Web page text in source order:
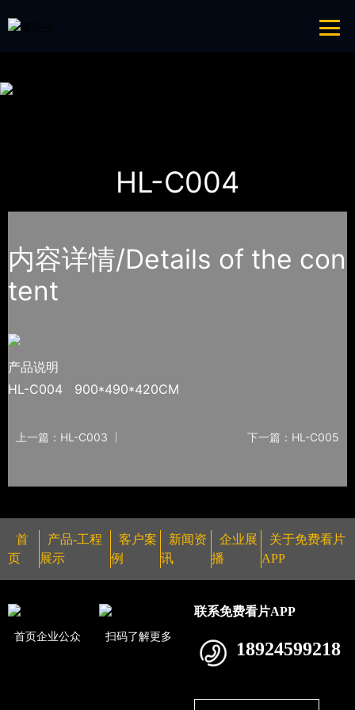
网站地图
HL-C004
内容详情/Details of the con
tent
产品说明
HL-C004 900*490*420CM
上一篇：HL-C003 下一篇：HL-C005
首
页
产品-工程
展示
客户案
例
新闻资
讯
企业展
播
关于免费看片
APP
首页企业公众 扫码了解更多
联系免费看片APP
18924599218